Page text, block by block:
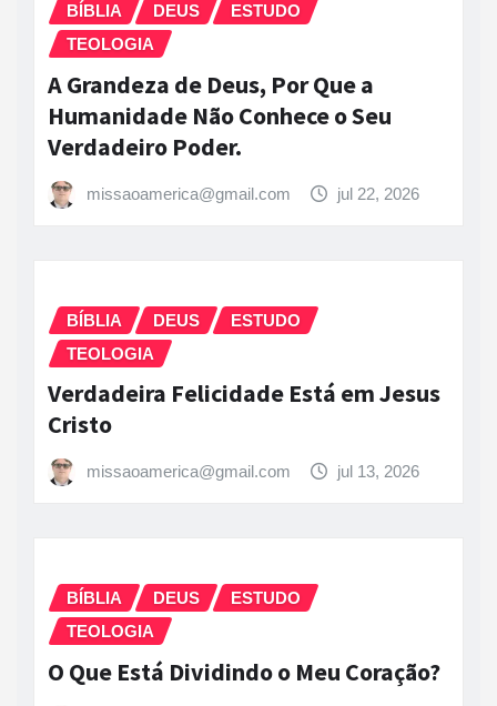
BÍBLIA DEUS
ESTUDO
TEOLOGIA
A Grandeza de Deus, Por Que a
Humanidade Não Conhece o Seu
Verdadeiro Poder.
missaoamerica@gmail.com jul 22, 2026
BÍBLIA DEUS
ESTUDO
TEOLOGIA
Verdadeira Felicidade Está em Jesus
Cristo
missaoamerica@gmail.com jul 13, 2026
BÍBLIA DEUS
ESTUDO
TEOLOGIA
O Que Está Dividindo o Meu Coração?